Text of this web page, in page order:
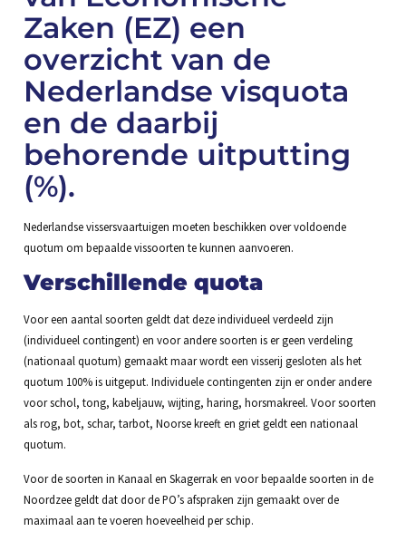
Zaken (EZ) een
overzicht van de
Nederlandse visquota
en de daarbij
behorende uitputting
(%).
Nederlandse vissersvaartuigen moeten beschikken over voldoende
quotum om bepaalde vissoorten te kunnen aanvoeren.
Verschillende quota
Voor een aantal soorten geldt dat deze individueel verdeeld zijn
(individueel contingent) en voor andere soorten is er geen verdeling
(nationaal quotum) gemaakt maar wordt een visserij gesloten als het
quotum 100% is uitgeput. Individuele contingenten zijn er onder andere
voor schol, tong, kabeljauw, wijting, haring, horsmakreel. Voor soorten
als rog, bot, schar, tarbot, Noorse kreeft en griet geldt een nationaal
quotum.
Voor de soorten in Kanaal en Skagerrak en voor bepaalde soorten in de
Noordzee geldt dat door de PO’s afspraken zijn gemaakt over de
maximaal aan te voeren hoeveelheid per schip.